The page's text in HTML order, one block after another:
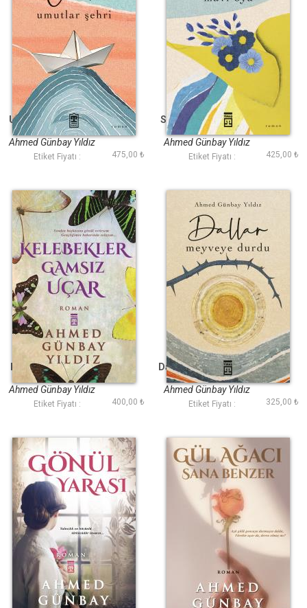
Uzak Umutlar Şehri
Ahmed Günbay Yıldız
Etiket Fiyatı : 475,00 ₺
Sarı Mendil Mavi Oya
Ahmed Günbay Yıldız
Etiket Fiyatı : 425,00 ₺
Kelebekler Gamsız
Uçar
Ahmed Günbay Yıldız
Etiket Fiyatı : 400,00 ₺
Dallar Meyveye Durdu
Ahmed Günbay Yıldız
Etiket Fiyatı : 325,00 ₺